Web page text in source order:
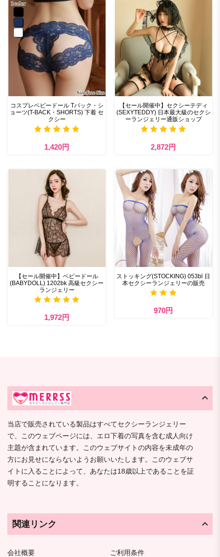
コスプレベビードール Tバック・シ
ョーツ(T-BACK・SHORTS) 下着 セ
クシー
1,420円
【セール開催中】セクシーテディ
(SEXYTEDDY) 日本最大級のセクシ
ーランジェリー通販ショップ
2,872円
【セール開催中】ベビードール
(BABYDOLL) 1202bk 高級セクシー
ランジェリー
1,972円
ストッキング(STOCKING) 053bl 日
本セクシーランジェリーの販売
970円
当店で販売されている製品はすべてセクシーランジェリー
で、このウェブページには、エロ下着の写真を含む成人向け
主題が含まれています。このウェブサイトの内容を未成年の
方にお見せにならないようお願いいたします。このウェブサ
イトに入ることによって、あなたは18歳以上であることを証
明することになります。
関連リンク
会社概要
ご利用条件